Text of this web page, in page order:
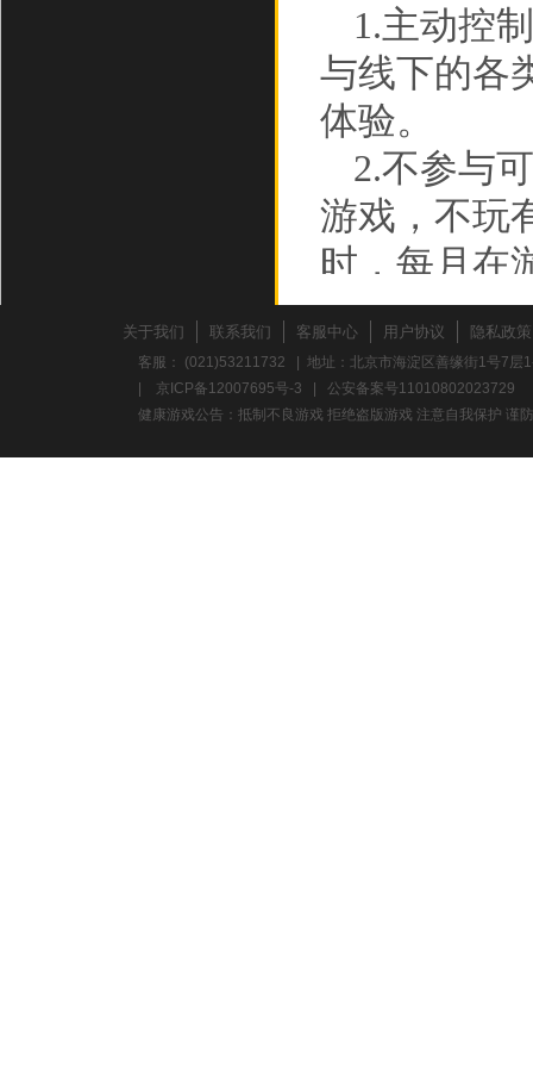
1.主动控
与线下的各
体验。
2.不参与
游戏，不玩
时，每月在
3.不要将
折时，应多
力。
养成积极
关于我们 联系我们 客服中心 用户协议 隐私政策
客服： (021)53211732 | 地址：北京市海淀区善缘街1号7
京ICP备12007695号-3
公安备案号11010802023729
健康游戏公告：抵制不良游戏 拒绝盗版游戏 注意自我保护 谨